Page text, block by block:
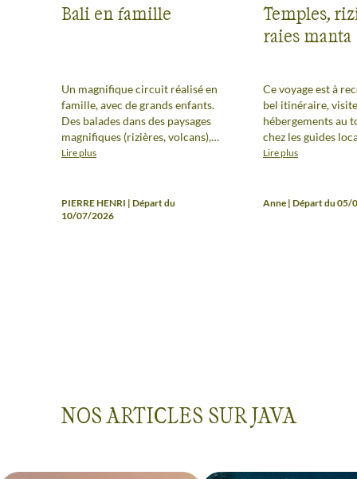
Bali en famille
Un magnifique circuit réalisé en
famille, avec de grands enfants.
Des balades dans des paysages
magnifiques (rizières, volcans),
des levers/couchers de soleil à
des locaux, les temples
hindouistes, et un guide au top !
Lire plus
PIERRE HENRI | Départ du
10/07/2026
Temples,
raies manta
Ce voyage est à
bel itinéraire,
hébergements au
chez les guides
rando volcans
guide
Lire plus
Anne | Départ du 05/
NOS ARTICLES SUR JAVA